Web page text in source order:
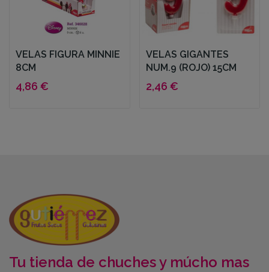
VELAS FIGURA MINNIE
8CM
4,86 €
VELAS GIGANTES
NUM.9 (ROJO) 15CM
2,46 €
Tu tienda de chuches y múcho mas